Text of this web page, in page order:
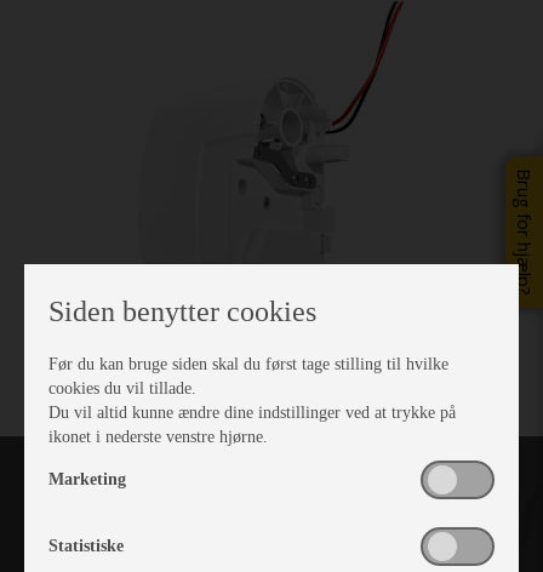
Brug for hjælp?
Siden benytter cookies
Før du kan bruge siden skal du først tage stilling til hvilke
cookies du vil tillade.
Du vil altid kunne ændre dine indstillinger ved at trykke på
ikonet i nederste venstre hjørne.
Marketing
Statistiske